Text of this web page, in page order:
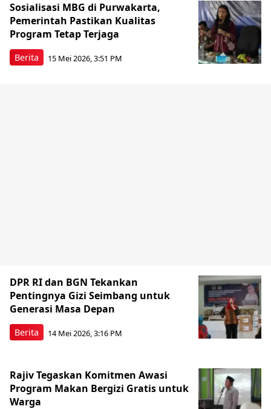
Berita
Sosialisasi MBG di Purwakarta,
Pemerintah Pastikan Kualitas
Program Tetap Terjaga
15 Mei 2026, 3:51 PM
Berita
DPR RI dan BGN Tekankan
Pentingnya Gizi Seimbang untuk
Generasi Masa Depan
14 Mei 2026, 3:16 PM
Rajiv Tegaskan Komitmen Awasi
Program Makan Bergizi Gratis untuk
Warga